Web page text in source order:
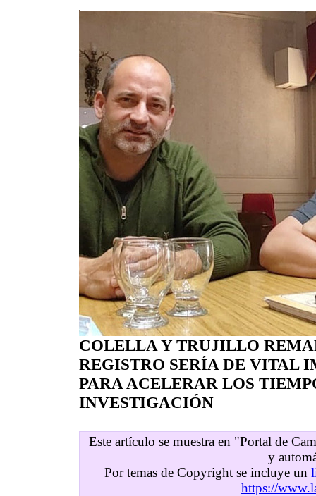
COLELLA Y TRUJILLO
REGISTRO SERÍA DE VITAL
PARA ACELERAR LOS
INVESTIGACIÓN
Este artículo se muestra en "Portal de
y
Por temas de Copyright se incluye un
https://